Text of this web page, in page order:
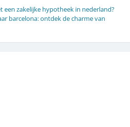
een zakelijke hypotheek in nederland?
barcelona: ontdek de charme van